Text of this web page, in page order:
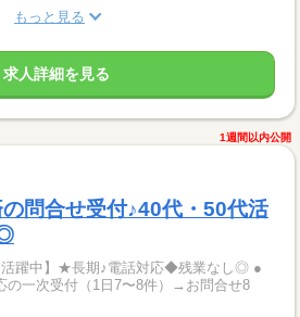
もっと見る
求人詳細を見る
1週間以内公開
問合せ受付♪40代・50代活
躍中】★長期♪電話対応◆残業なし◎ ●
の一次受付（1日7〜8件）→お問合せ8